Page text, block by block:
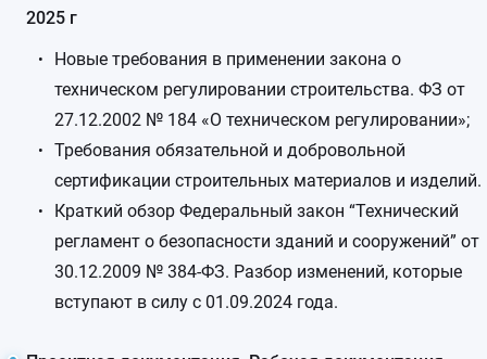
2025 г
Новые требования в применении закона о
техническом регулировании строительства. ФЗ от
27.12.2002 № 184 «О техническом регулировании»;
Требования обязательной и добровольной
сертификации строительных материалов и изделий.
Краткий обзор Федеральный закон “Технический
регламент о безопасности зданий и сооружений” от
30.12.2009 № 384-ФЗ. Разбор изменений, которые
вступают в силу с 01.09.2024 года.